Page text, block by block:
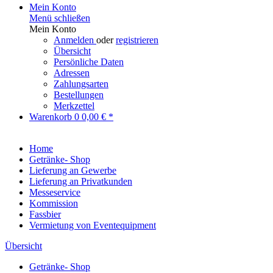
Mein Konto
Menü schließen
Mein Konto
Anmelden oderregistrieren
Übersicht
Persönliche Daten
Adressen
Zahlungsarten
Bestellungen
Merkzettel
Warenkorb 0 0,00 € *
Home
Getränke- Shop
Lieferung an Gewerbe
Lieferung an Privatkunden
Messeservice
Kommission
Fassbier
Vermietung von Eventequipment
Übersicht
Getränke- Shop